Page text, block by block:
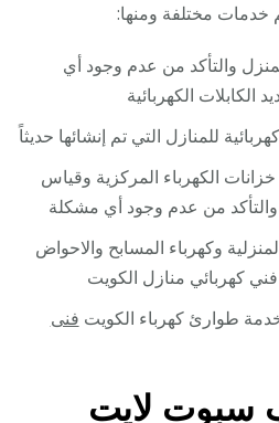
خدمات مختلفة ومنها:
والتأكد من عدم وجود أي
الكهربائية
للمنازل التي تم إنشائها حديثاً
الكهرباء المركزية وقياس
والتأكد من عدم وجود أي مشكلة
وكهرباء المسابح والاحواض
كهربائي منازل الكويت
طوارئ كهرباء الكويت فنى
سبوت لايت